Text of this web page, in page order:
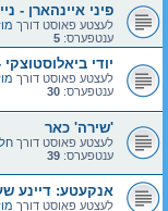
פיני איינהארן -
לעצטע פאוסט דורך
ענטפערס: 5
יודי
לעצטע פאוסט דורך
ענטפערס: 30
'שירה' כאר
לעצטע פאוסט דורך
ענטפערס: 39
אנקעטע: דיינע
לעצטע פאוסט דורך